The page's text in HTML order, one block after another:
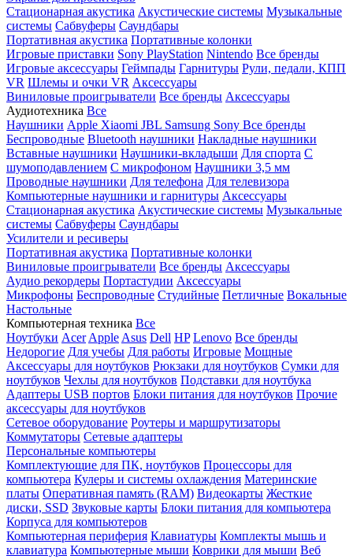
Стационарная акустика Акустические системы Музыкальные
системы Сабвуферы Саундбары
Портативная акустика Портативные колонки
Игровые приставки Sony PlayStation Nintendo Все бренды
Игровые аксессуары Геймпады Гарнитуры Рули, педали, КПП
VR Шлемы и очки VR Аксессуары
Виниловые проигрыватели Все бренды Аксессуары
Аудиотехника Все
Наушники Apple Xiaomi JBL Samsung Sony Все бренды
Беспроводные Bluetooth наушники Накладные наушники
Вставные наушники Наушники-вкладыши Для спорта С
шумоподавлением С микрофоном Наушники 3,5 мм
Проводные наушники Для телефона Для телевизора
Компьютерные наушники и гарнитуры Аксессуары
Стационарная акустика Акустические системы Музыкальные
системы Сабвуферы Саундбары
Усилители и ресиверы
Портативная акустика Портативные колонки
Виниловые проигрыватели Все бренды Аксессуары
Аудио рекордеры Портастудии Аксессуары
Микрофоны Беспроводные Студийные Петличные Вокальные
Настольные
Компьютерная техника Все
Ноутбуки Acer Apple Asus Dell HP Lenovo Все бренды
Недорогие Для учебы Для работы Игровые Мощные
Аксессуары для ноутбуков Рюкзаки для ноутбуков Сумки для
ноутбуков Чехлы для ноутбуков Подставки для ноутбука
Адаптеры USB портов Блоки питания для ноутбуков Прочие
аксессуары для ноутбуков
Сетевое оборудование Роутеры и маршрутизаторы
Коммутаторы Сетевые адаптеры
Персональные компьютеры
Комплектующие для ПК, ноутбуков Процессоры для
компьютера Кулеры и системы охлаждения Материнские
платы Оперативная память (RAM) Видеокарты Жесткие
диски, SSD Звуковые карты Блоки питания для компьютера
Корпуса для компьютеров
Компьютерная периферия Клавиатуры Комплекты мышь и
клавиатура Компьютерные мыши Коврики для мыши Веб